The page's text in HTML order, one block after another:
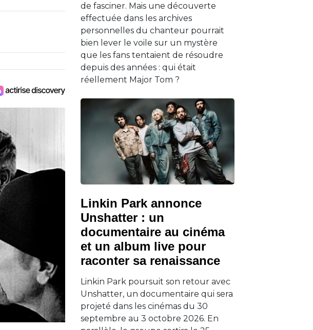
de fasciner. Mais une découverte
effectuée dans les archives
personnelles du chanteur pourrait
bien lever le voile sur un mystère
que les fans tentaient de résoudre
depuis des années : qui était
réellement Major Tom ?
Linkin Park annonce
Unshatter : un
documentaire au cinéma
et un album live pour
raconter sa renaissance
Linkin Park poursuit son retour avec
Unshatter, un documentaire qui sera
projeté dans les cinémas du 30
septembre au 3 octobre 2026. En